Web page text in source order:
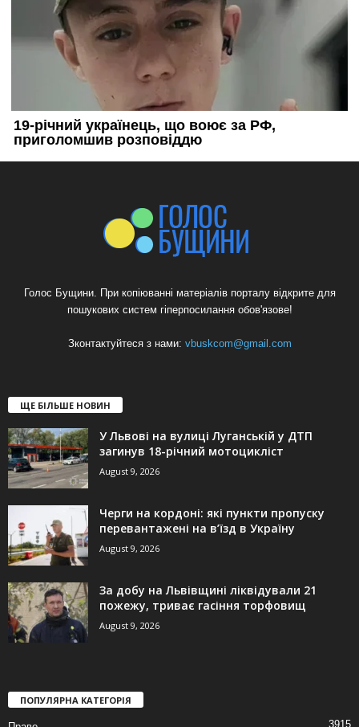
Голос Бущини. При копіюванні матеріалів порталу відкрите для
пошукових систем гіперпосилання обов'язове!
Зконтактуйтеся з нами: vbuskcom@gmail.com
ЩЕ БІЛЬШЕ НОВИН
У Львові на вулиці Луганській у ДТП
загинув 18-річний мотоцикліст
August 9, 2026
Черги на кордоні: які пункти пропуску
перевантажені на в’їзд в Україну
August 9, 2026
За добу на Львівщині ліквідували 21
пожежу, триває гасіння торфовищ
August 9, 2026
ПОПУЛЯРНА КАТЕГОРІЯ
3915